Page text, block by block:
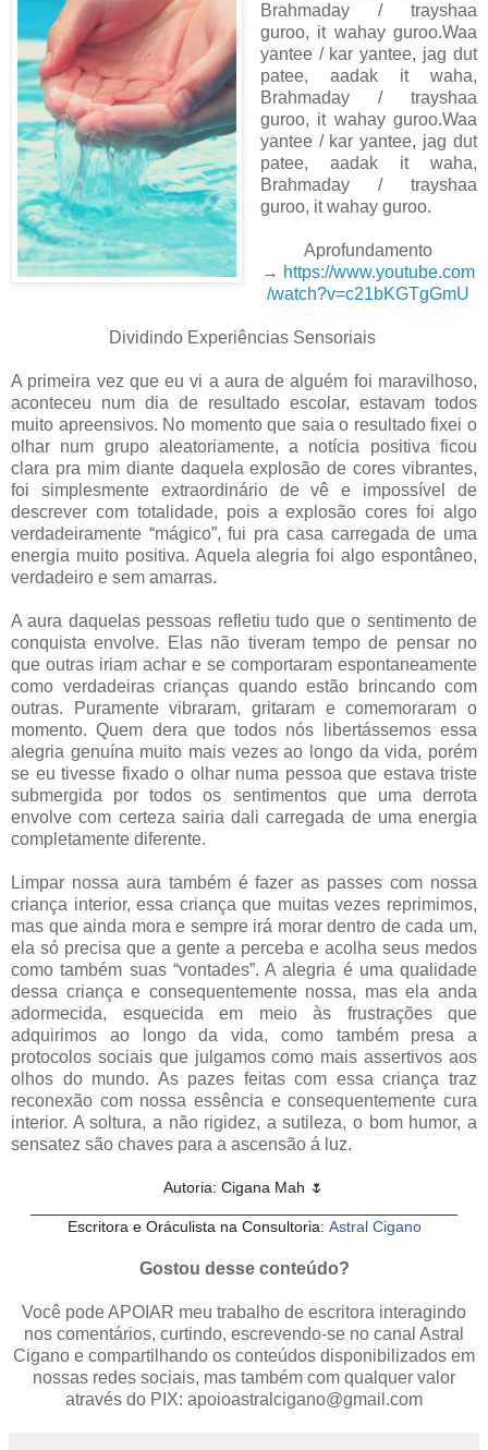
Brahmaday / trayshaa
guroo, it wahay guroo.Waa
yantee / kar yantee, jag dut
patee, aadak it waha,
Brahmaday / trayshaa
guroo, it wahay guroo.Waa
yantee / kar yantee, jag dut
patee, aadak it waha,
Brahmaday / trayshaa
guroo, it wahay guroo.
Aprofundamento
→ https://www.youtube.com
/watch?v=c21bKGTgGmU
Dividindo Experiências Sensoriais
A primeira vez que eu vi a aura de alguém foi maravilhoso,
aconteceu num dia de resultado escolar, estavam todos
muito apreensivos. No momento que saia o resultado fixei o
olhar num grupo aleatoriamente, a notícia positiva ficou
clara pra mim diante daquela explosão de cores vibrantes,
foi simplesmente extraordinário de vê e impossível de
descrever com totalidade, pois a explosão cores foi algo
verdadeiramente “mágico”, fui pra casa carregada de uma
energia muito positiva. Aquela alegria foi algo espontâneo,
verdadeiro e sem amarras.
A aura daquelas pessoas refletiu tudo que o sentimento de
conquista envolve. Elas não tiveram tempo de pensar no
que outras iriam achar e se comportaram espontaneamente
como verdadeiras crianças quando estão brincando com
outras. Puramente vibraram, gritaram e comemoraram o
momento. Quem dera que todos nós libertássemos essa
alegria genuína muito mais vezes ao longo da vida, porém
se eu tivesse fixado o olhar numa pessoa que estava triste
submergida por todos os sentimentos que uma derrota
envolve com certeza sairia dali carregada de uma energia
completamente diferente.
Limpar nossa aura também é fazer as passes com nossa
criança interior, essa criança que muitas vezes reprimimos,
mas que ainda mora e sempre irá morar dentro de cada um,
ela só precisa que a gente a perceba e acolha seus medos
como também suas “vontades”. A alegria é uma qualidade
dessa criança e consequentemente nossa, mas ela anda
adormecida, esquecida em meio às frustrações que
adquirimos ao longo da vida, como também presa a
protocolos sociais que julgamos como mais assertivos aos
olhos do mundo. As pazes feitas com essa criança traz
reconexão com nossa essência e consequentemente cura
interior. A soltura, a não rigidez, a sutileza, o bom humor, a
sensatez são chaves para a ascensão á luz.
Autoria: Cigana Mah 🌷
Escritora e Oráculista na Consultoria: Astral Cigano
Gostou desse conteúdo?
Você pode APOIAR meu trabalho de escritora interagindo
nos comentários, curtindo, escrevendo-se no canal Astral
Cigano e compartilhando os conteúdos disponibilizados em
nossas redes sociais, mas também com qualquer valor
através do PIX: apoioastralcigano@gmail.com